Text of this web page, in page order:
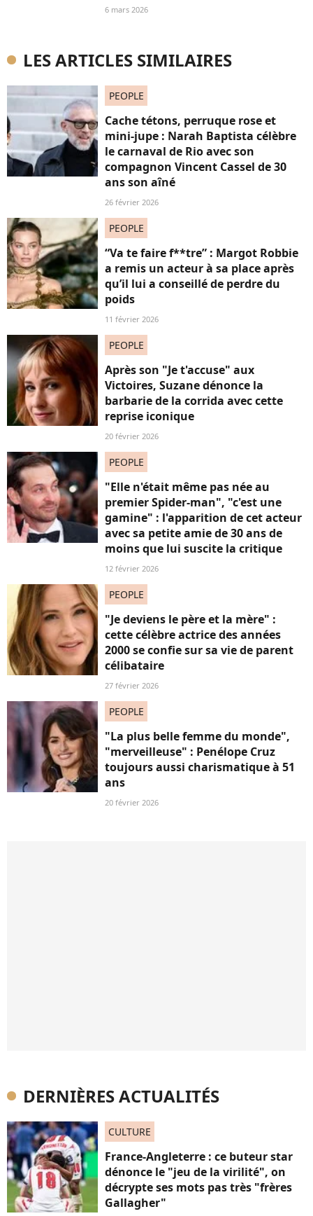
6 mars 2026
LES ARTICLES SIMILAIRES
PEOPLE
Cache tétons, perruque rose et
mini-jupe : Narah Baptista célèbre
le carnaval de Rio avec son
compagnon Vincent Cassel de 30
ans son aîné
26 février 2026
PEOPLE
“Va te faire f**tre” : Margot Robbie
a remis un acteur à sa place après
qu’il lui a conseillé de perdre du
poids
11 février 2026
PEOPLE
Après son "Je t'accuse" aux
Victoires, Suzane dénonce la
barbarie de la corrida avec cette
reprise iconique
20 février 2026
PEOPLE
"Elle n'était même pas née au
premier Spider-man", "c'est une
gamine" : l'apparition de cet acteur
avec sa petite amie de 30 ans de
moins que lui suscite la critique
12 février 2026
PEOPLE
"Je deviens le père et la mère" :
cette célèbre actrice des années
2000 se confie sur sa vie de parent
célibataire
27 février 2026
PEOPLE
"La plus belle femme du monde",
"merveilleuse" : Penélope Cruz
toujours aussi charismatique à 51
ans
20 février 2026
DERNIÈRES ACTUALITÉS
CULTURE
France-Angleterre : ce buteur star
dénonce le "jeu de la virilité", on
décrypte ses mots pas très "frères
Gallagher"